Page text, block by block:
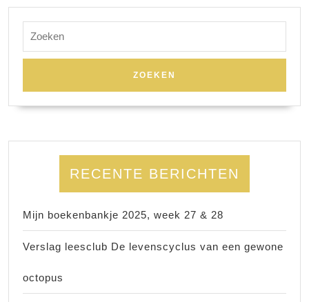
naar:
RECENTE BERICHTEN
Mijn boekenbankje 2025, week 27 & 28
Verslag leesclub De levenscyclus van een gewone
octopus